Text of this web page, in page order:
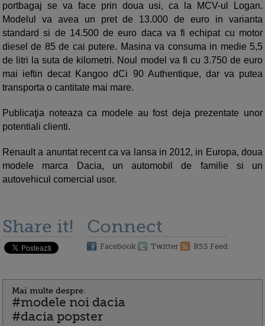
portbagaj se va face prin doua usi, ca la MCV-ul Logan.
Modelul va avea un pret de 13.000 de euro in varianta
standard si de 14.500 de euro daca va fi echipat cu motor
diesel de 85 de cai putere. Masina va consuma in medie 5,5
de litri la suta de kilometri. Noul model va fi cu 3.750 de euro
mai ieftin decat Kangoo dCi 90 Authentique, dar va putea
transporta o cantitate mai mare.
Publicaţia noteaza ca modele au fost deja prezentate unor
potentiali clienti.
Renault a anuntat recent ca va lansa in 2012, in Europa, doua
modele marca Dacia, un automobil de familie si un
autovehicul comercial usor.
Share it! Connect
Facebook Twitter RSS Feed
Mai multe despre:
#modele noi dacia
#dacia popster